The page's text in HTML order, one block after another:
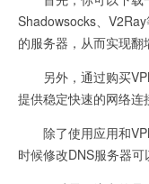
Shadowsocks、
的服务器，从而实现翻
另外，通过购买
提供稳定快速的网络连
除了使用应用和
时候修改DNS服务器可